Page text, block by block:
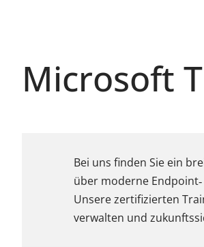
Microsoft
Bei uns finden Sie ein
über moderne
Unsere zertifizierten
verwalten und